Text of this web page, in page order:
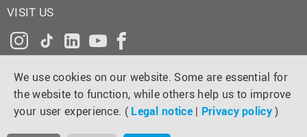
We use cookies on our website. Some are essential for
the website to function, while others help us to improve
your user experience. ( Legal notice | Privacy policy)
VISIT US
Instagram
Tiktok
LinkedInYouTube